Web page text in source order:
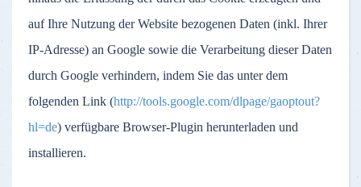
auf Ihre Nutzung der Website bezogenen Daten (inkl. Ihrer
IP-Adresse) an Google sowie die Verarbeitung dieser Daten
durch Google verhindern, indem Sie das unter dem
folgenden Link (http://tools.google.com/dlpage/gaoptout?
hl=de) verfügbare Browser-Plugin herunterladen und
installieren.